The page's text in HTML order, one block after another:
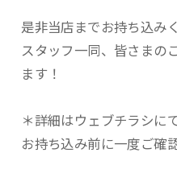
是非当店までお持ち込み
スタッフ一同、皆さまの
ます！
＊詳細はウェブチラシに
お持ち込み前に一度ご確